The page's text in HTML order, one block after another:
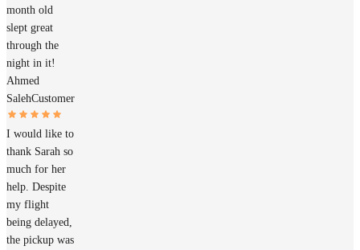
month old
slept great
through the
night in it!
Ahmed
SalehCustomer
I would like to
thank Sarah so
much for her
help. Despite
my flight
being delayed,
the pickup was